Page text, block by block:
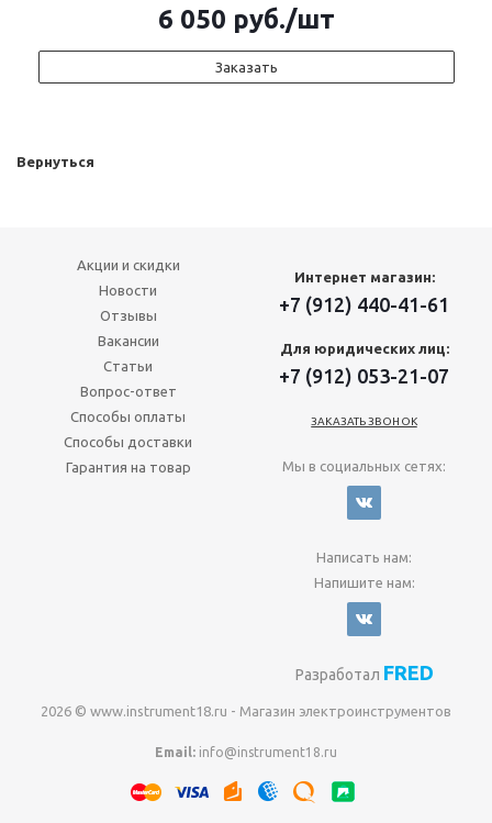
6 050 руб./шт
Заказать
Вернуться
Акции и скидки
Новости
Отзывы
Вакансии
Статьи
Вопрос-ответ
Способы оплаты
Способы доставки
Гарантия на товар
Интернет магазин:
+7 (912) 440-41-61
Для юридических лиц:
+7 (912) 053-21-07
ЗАКАЗАТЬ ЗВОНОК
Мы в социальных сетях:
Написать нам:
Напишите нам:
Разработал FRED
2026 © www.instrument18.ru - Магазин электроинструментов
Email: info@instrument18.ru